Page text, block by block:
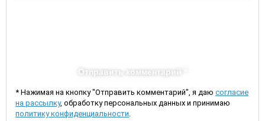
Отправить комментарий *
* Нажимая на кнопку "Отправить комментарий", я даю согласие
на рассылку, обработку персональных данных и принимаю
политику конфиденциальности.